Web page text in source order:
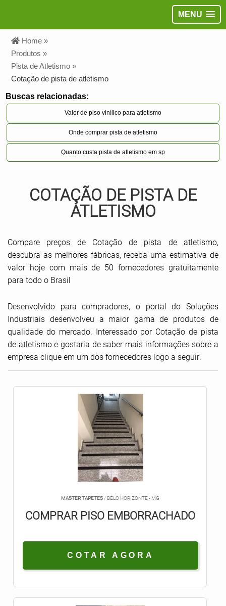
MENU
Home »
Produtos »
Pista de Atletismo »
Cotação de pista de atletismo
Buscas relacionadas:
Valor de piso vinílico para atletismo
Onde comprar pista de atletismo
Quanto custa pista de atletismo em sp
COTAÇÃO DE PISTA DE
ATLETISMO
Compare preços de Cotação de pista de atletismo,
descubra as melhores fábricas, receba uma estimativa de
valor hoje com mais de 50 fornecedores gratuitamente
para todo o Brasil
Desenvolvido para compradores, o portal do Soluções
Industriais desenvolveu a maior gama de produtos de
qualidade do mercado. Interessado por Cotação de pista
de atletismo e gostaria de saber mais informações sobre a
empresa clique em um dos fornecedores logo a seguir:
MASTER TAPETES/ BELO HORIZONTE - MG
COMPRAR PISO EMBORRACHADO
COTAR AGORA